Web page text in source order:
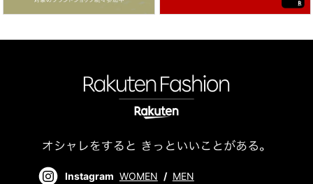
Instagram WOMEN / MEN